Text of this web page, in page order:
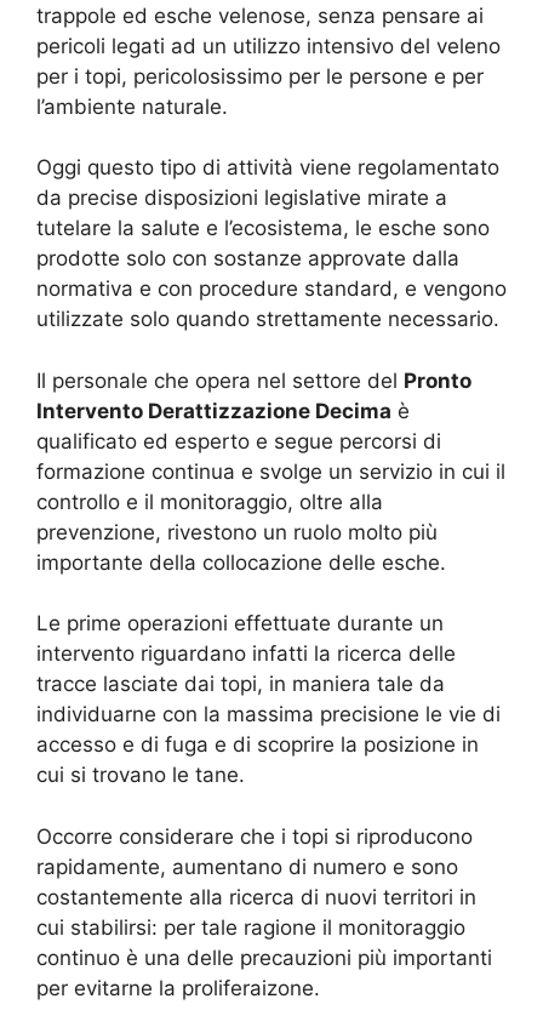
trappole ed esche velenose, senza pensare ai
pericoli legati ad un utilizzo intensivo del veleno
per i topi, pericolosissimo per le persone e per
l’ambiente naturale.
Oggi questo tipo di attività viene regolamentato
da precise disposizioni legislative mirate a
tutelare la salute e l’ecosistema, le esche sono
prodotte solo con sostanze approvate dalla
normativa e con procedure standard, e vengono
utilizzate solo quando strettamente necessario.
Il personale che opera nel settore del Pronto
Intervento Derattizzazione Decima è
qualificato ed esperto e segue percorsi di
formazione continua e svolge un servizio in cui il
controllo e il monitoraggio, oltre alla
prevenzione, rivestono un ruolo molto più
importante della collocazione delle esche.
Le prime operazioni effettuate durante un
intervento riguardano infatti la ricerca delle
tracce lasciate dai topi, in maniera tale da
individuarne con la massima precisione le vie di
accesso e di fuga e di scoprire la posizione in
cui si trovano le tane.
Occorre considerare che i topi si riproducono
rapidamente, aumentano di numero e sono
costantemente alla ricerca di nuovi territori in
cui stabilirsi: per tale ragione il monitoraggio
continuo è una delle precauzioni più importanti
per evitarne la proliferaizone.